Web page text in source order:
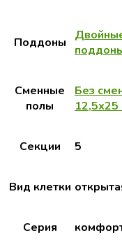
Поддоны
Сменные
полы
Без
Секции 5
Вид клетки
Серия